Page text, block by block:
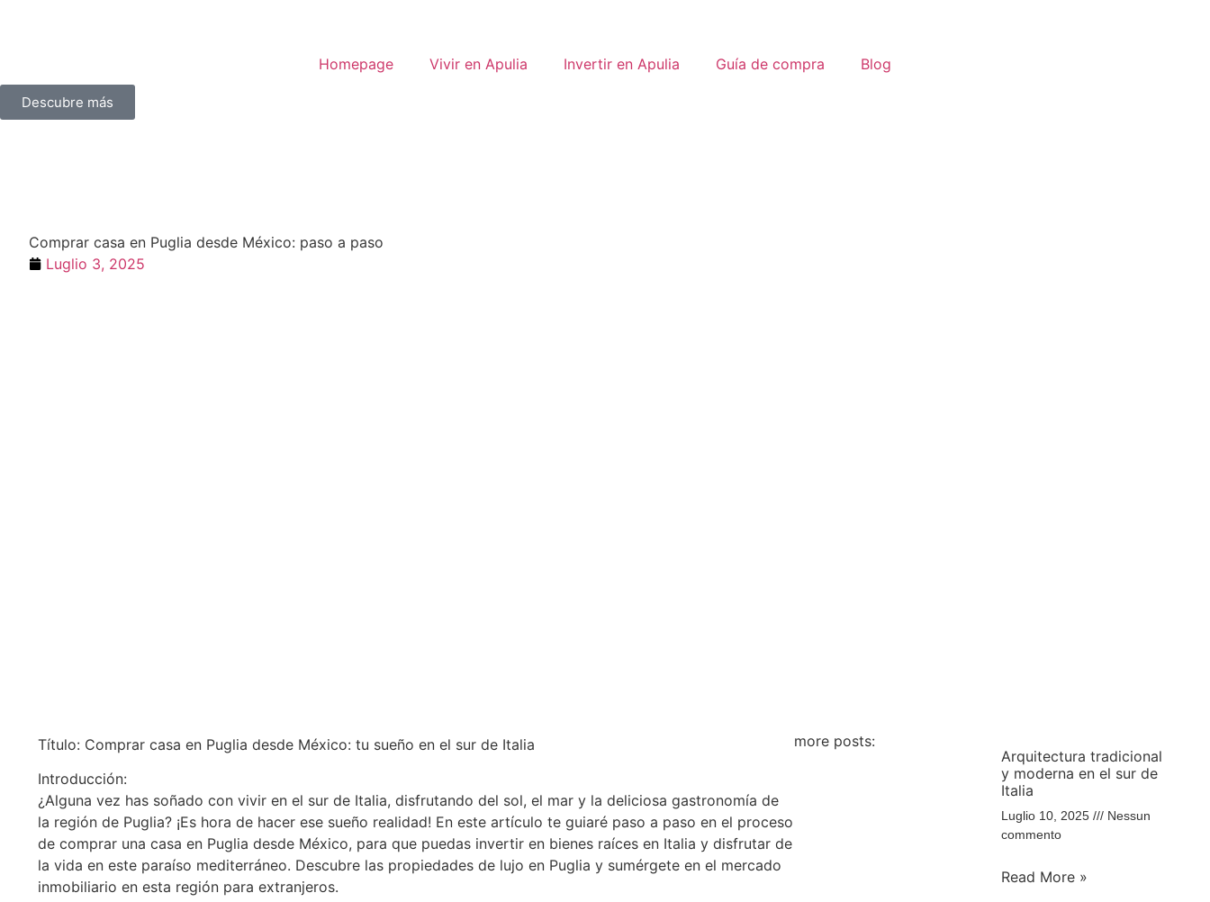
Homepage Vivir en Apulia Invertir en Apulia Guía de compra Blog
Descubre más
Comprar casa en Puglia desde México: paso a paso
Luglio 3, 2025
Título: Comprar casa en Puglia desde México: tu sueño en el sur de Italia
Introducción:
¿Alguna vez has soñado con vivir en el sur de Italia, disfrutando del sol, el mar y la deliciosa gastronomía de
la región de Puglia? ¡Es hora de hacer ese sueño realidad! En este artículo te guiaré paso a paso en el proceso
de comprar una casa en Puglia desde México, para que puedas invertir en bienes raíces en Italia y disfrutar de
la vida en este paraíso mediterráneo. Descubre las propiedades de lujo en Puglia y sumérgete en el mercado
inmobiliario en esta región para extranjeros.
more posts:
Arquitectura tradicional
y moderna en el sur de
Italia
Luglio 10, 2025
Nessun
commento
Read More »